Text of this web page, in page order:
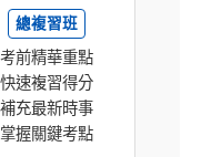
總複習班
考前精華重點
快速複習得分
補充最新時事
掌握關鍵考點